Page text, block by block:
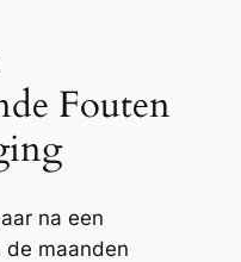
Fouten
na een
de maanden